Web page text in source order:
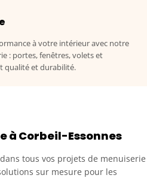
à votre intérieur avec notre
: portes, fenêtres, volets et
qualité et durabilité.
à Corbeil-Essonnes
tous vos projets de menuiserie
sur mesure pour les